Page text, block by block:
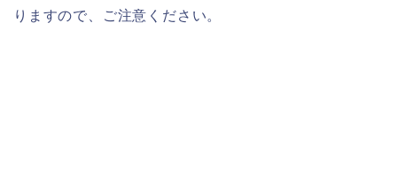
りますので、ご注意ください。